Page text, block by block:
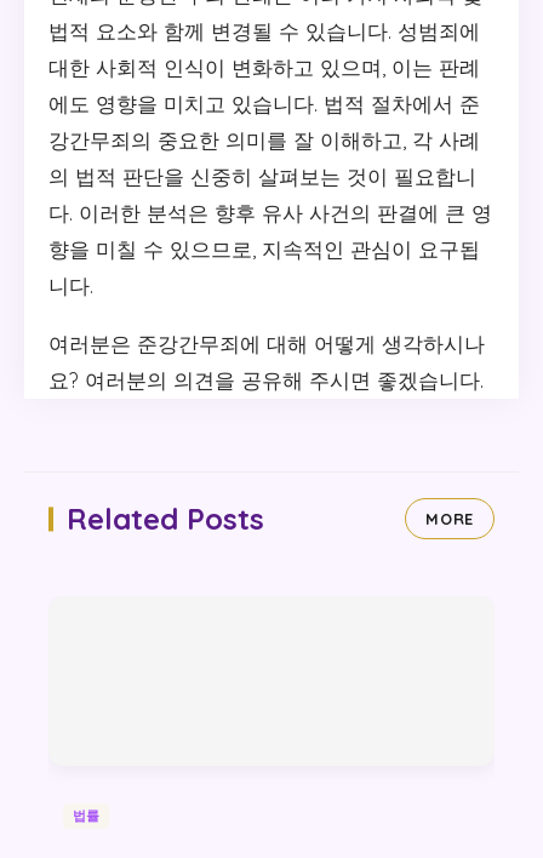
법적 요소와 함께 변경될 수 있습니다. 성범죄에
대한 사회적 인식이 변화하고 있으며, 이는 판례
에도 영향을 미치고 있습니다. 법적 절차에서 준
강간무죄의 중요한 의미를 잘 이해하고, 각 사례
의 법적 판단을 신중히 살펴보는 것이 필요합니
다. 이러한 분석은 향후 유사 사건의 판결에 큰 영
향을 미칠 수 있으므로, 지속적인 관심이 요구됩
니다.
여러분은 준강간무죄에 대해 어떻게 생각하시나
요? 여러분의 의견을 공유해 주시면 좋겠습니다.
Related Posts MORE
법률